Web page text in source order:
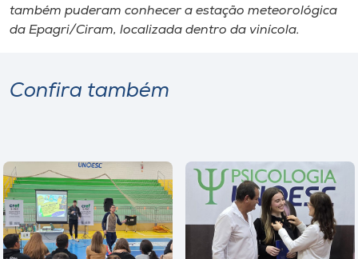
A-
também puderam conhecer a estação meteorológica
da Epagri/Ciram, localizada dentro da vinícola.
Confira também